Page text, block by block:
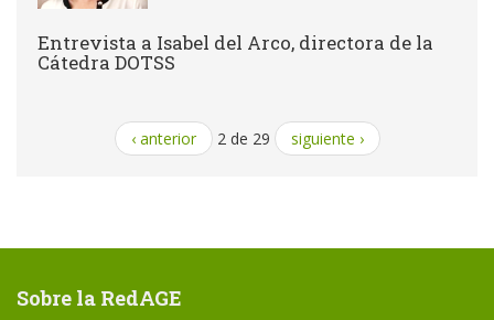
Entrevista a Isabel del Arco, directora de la
Cátedra DOTSS
‹ anterior 2 de 29 siguiente ›
Sobre la RedAGE